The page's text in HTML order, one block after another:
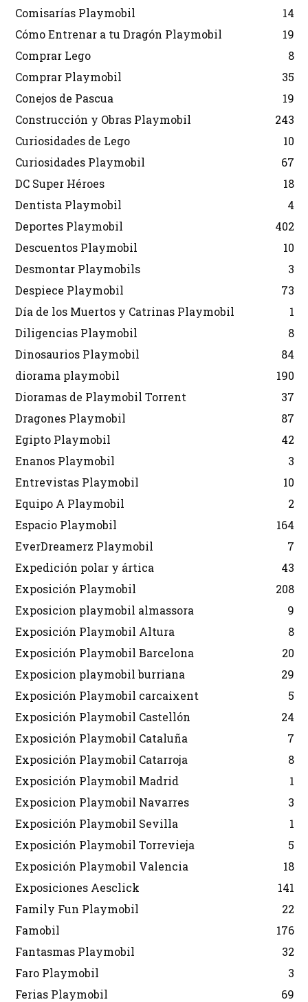
Comisarías Playmobil
14
Cómo Entrenar a tu Dragón Playmobil
19
Comprar Lego
8
Comprar Playmobil
35
Conejos de Pascua
19
Construcción y Obras Playmobil
243
Curiosidades de Lego
10
Curiosidades Playmobil
67
DC Super Héroes
18
Dentista Playmobil
4
Deportes Playmobil
402
Descuentos Playmobil
10
Desmontar Playmobils
3
Despiece Playmobil
73
Día de los Muertos y Catrinas Playmobil
1
Diligencias Playmobil
8
Dinosaurios Playmobil
84
diorama playmobil
190
Dioramas de Playmobil Torrent
37
Dragones Playmobil
87
Egipto Playmobil
42
Enanos Playmobil
3
Entrevistas Playmobil
10
Equipo A Playmobil
2
Espacio Playmobil
164
EverDreamerz Playmobil
7
Expedición polar y ártica
43
Exposición Playmobil
208
Exposicion playmobil almassora
9
Exposición Playmobil Altura
8
Exposición Playmobil Barcelona
20
Exposicion playmobil burriana
29
Exposición Playmobil carcaixent
5
Exposición Playmobil Castellón
24
Exposición Playmobil Cataluña
7
Exposición Playmobil Catarroja
8
Exposición Playmobil Madrid
1
Exposicion Playmobil Navarres
3
Exposición Playmobil Sevilla
1
Exposición Playmobil Torrevieja
5
Exposición Playmobil Valencia
18
Exposiciones Aesclick
141
Family Fun Playmobil
22
Famobil
176
Fantasmas Playmobil
32
Faro Playmobil
3
Ferias Playmobil
69